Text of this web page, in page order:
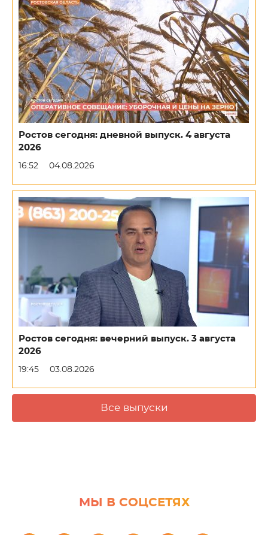
Ростов сегодня: дневной выпуск. 4 августа
2026
16:52 04.08.2026
Ростов сегодня: вечерний выпуск. 3 августа
2026
19:45 03.08.2026
Все выпуски
МЫ В СОЦСЕТЯХ